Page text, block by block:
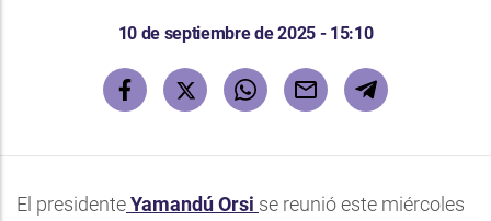
10 de septiembre de 2025 - 15:10
El presidenteYamandú Orsi se reunió este miércoles